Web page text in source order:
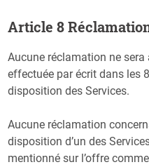
Article 8
Aucune réclamation ne sera
effectuée par écrit dans les
disposition des Services.
Aucune réclamation
disposition d’un des
mentionné sur l’offre